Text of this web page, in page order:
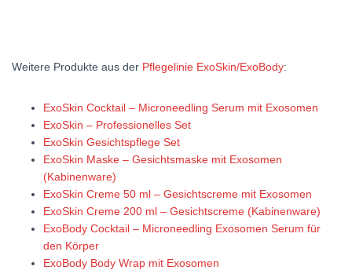
Weitere Produkte aus der Pflegelinie ExoSkin/ExoBody:
ExoSkin Cocktail – Microneedling Serum mit Exosomen
ExoSkin – Professionelles Set
ExoSkin Gesichtspflege Set
ExoSkin Maske – Gesichtsmaske mit Exosomen
(Kabinenware)
ExoSkin Creme 50 ml – Gesichtscreme mit Exosomen
ExoSkin Creme 200 ml – Gesichtscreme (Kabinenware)
ExoBody Cocktail – Microneedling Exosomen Serum für
den Körper
ExoBody Body Wrap mit Exosomen